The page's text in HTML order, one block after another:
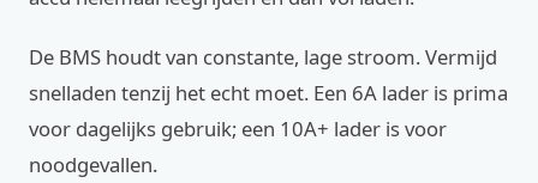
De BMS houdt van constante, lage stroom. Vermijd
snelladen tenzij het echt moet. Een 6A lader is prima
voor dagelijks gebruik; een 10A+ lader is voor
noodgevallen.